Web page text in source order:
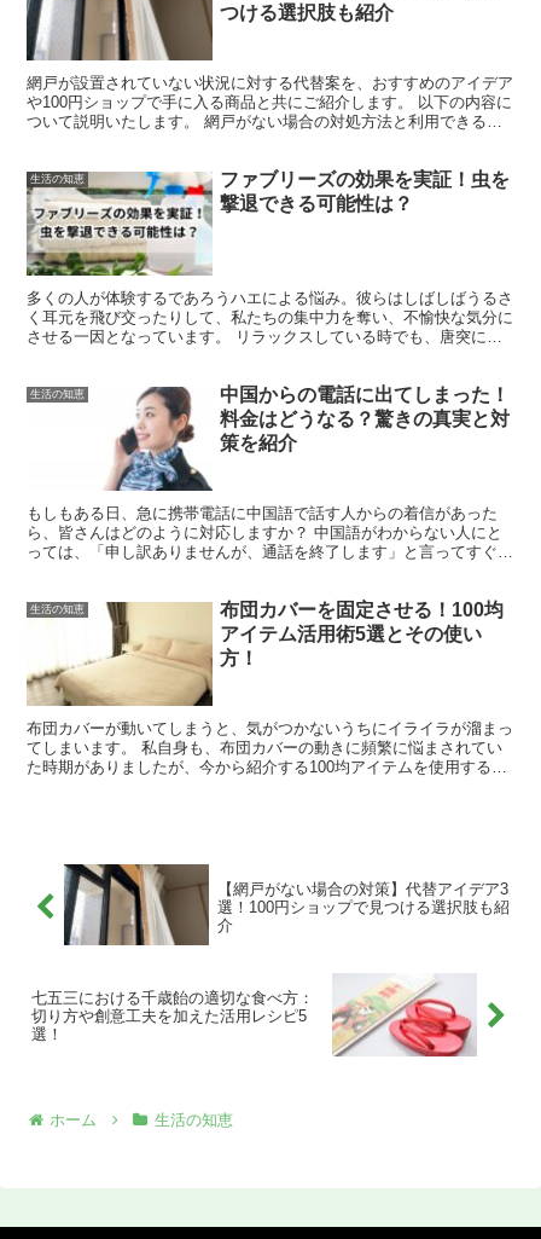
つける選択肢も紹介
網戸が設置されていない状況に対する代替案を、おすすめのアイデア
や100円ショップで手に入る商品と共にご紹介します。 以下の内容に
ついて説明いたします。 網戸がない場合の対処方法と利用できるア
生活の知恵
ファブリーズの効果を実証！虫を
撃退できる可能性は？
多くの人が体験するであろうハエによる悩み。彼らはしばしばうるさ
く耳元を飛び交ったりして、私たちの集中力を奪い、不愉快な気分に
させる一因となっています。 リラックスしている時でも、唐突に現
生活の知恵
中国からの電話に出てしまった！
料金はどうなる？驚きの真実と対
策を紹介
もしもある日、急に携帯電話に中国語で話す人からの着信があった
ら、皆さんはどのように対応しますか？ 中国語がわからない人にと
っては、「申し訳ありませんが、通話を終了します」と言ってすぐに
生活の知恵
布団カバーを固定させる！100均
アイテム活用術5選とその使い
方！
布団カバーが動いてしまうと、気がつかないうちにイライラが溜まっ
てしまいます。 私自身も、布団カバーの動きに頻繁に悩まされてい
た時期がありましたが、今から紹介する100均アイテムを使用するこ
【網戸がない場合の対策】代替アイデア3
選！100円ショップで見つける選択肢も紹
介
七五三における千歳飴の適切な食べ方：
切り方や創意工夫を加えた活用レシピ5
選！
ホーム 生活の知恵